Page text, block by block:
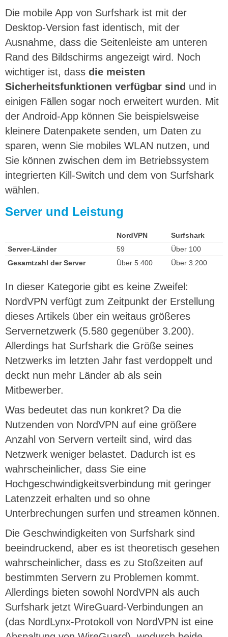
Die mobile App von Surfshark ist mit der
Desktop-Version fast identisch, mit der
Ausnahme, dass die Seitenleiste am unteren
Rand des Bildschirms angezeigt wird. Noch
wichtiger ist, dass die meisten
Sicherheitsfunktionen verfügbar sind und in
einigen Fällen sogar noch erweitert wurden. Mit
der Android-App können Sie beispielsweise
kleinere Datenpakete senden, um Daten zu
sparen, wenn Sie mobiles WLAN nutzen, und
Sie können zwischen dem im Betriebssystem
integrierten Kill-Switch und dem von Surfshark
wählen.
Server und Leistung
NordVPN
Surfshark
Server-Länder
59
Über 100
Gesamtzahl der Server
Über 5.400 Über 3.200
In dieser Kategorie gibt es keine Zweifel:
NordVPN verfügt zum Zeitpunkt der Erstellung
dieses Artikels über ein weitaus größeres
Servernetzwerk (5.580 gegenüber 3.200).
Allerdings hat Surfshark die Größe seines
Netzwerks im letzten Jahr fast verdoppelt und
deckt nun mehr Länder ab als sein
Mitbewerber.
Was bedeutet das nun konkret? Da die
Nutzenden von NordVPN auf eine größere
Anzahl von Servern verteilt sind, wird das
Netzwerk weniger belastet. Dadurch ist es
wahrscheinlicher, dass Sie eine
Hochgeschwindigkeitsverbindung mit geringer
Latenzzeit erhalten und so ohne
Unterbrechungen surfen und streamen können.
Die Geschwindigkeiten von Surfshark sind
beeindruckend, aber es ist theoretisch gesehen
wahrscheinlicher, dass es zu Stoßzeiten auf
bestimmten Servern zu Problemen kommt.
Allerdings bieten sowohl NordVPN als auch
Surfshark jetzt WireGuard-Verbindungen an
(das NordLynx-Protokoll von NordVPN ist eine